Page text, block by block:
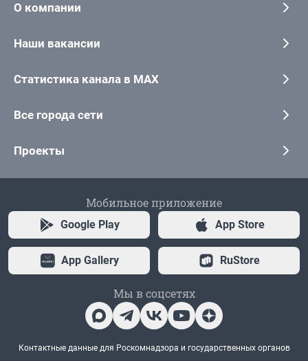
О компании
Наши вакансии
Статистика канала в MAX
Все города сети
Проекты
Мобильное приложение
Google Play App Store
App Gallery RuStore
Мы в соцсетях
Контактные данные для Роскомнадзора и государственных органов